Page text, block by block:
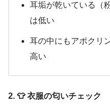
耳垢が乾いている（
は低い
耳の中にもアポクリ
高い
2. 👕 衣服の匂いチェック